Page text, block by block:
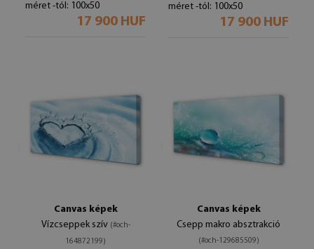
méret -tól: 100x50
17 900 HUF
méret -tól: 100x50
17 900 HUF
Canvas képek
Vízcseppek szív (#och-
164872199)
Canvas képek
Csepp makro absztrakció
(#och-129685509)